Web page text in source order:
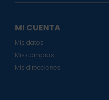
MI CUENTA
Mis datos
Mis compras
Mis direcciones